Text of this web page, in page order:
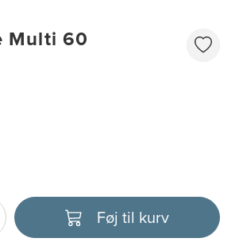
Multi 60
Føj til kurv